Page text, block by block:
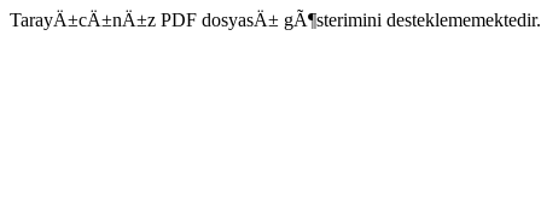
TarayÄ±cÄ±nÄ±z PDF dosyasÄ± gÃ¶sterimini